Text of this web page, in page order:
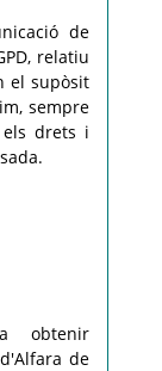
de
relatiu
el supòsit
sempre
els drets i
obtenir
de